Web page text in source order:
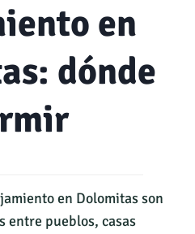
en
dónde
en Dolomitas son
entre pueblos, casas